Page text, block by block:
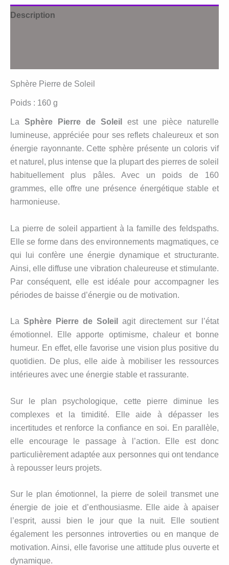
Description
Sphère Pierre de Soleil
Poids : 160 g
La Sphère Pierre de Soleil
est une pièce naturelle
lumineuse, appréciée pour ses reflets chaleureux et son
énergie rayonnante. Cette sphère présente un coloris vif
et naturel, plus intense que la plupart des pierres de soleil
habituellement plus pâles. Avec un poids de 160
grammes, elle offre une présence énergétique stable et
harmonieuse.
La pierre de soleil appartient à la famille des feldspaths.
Elle se forme dans des environnements magmatiques, ce
qui lui confère une énergie dynamique et structurante.
Ainsi, elle diffuse une vibration chaleureuse et stimulante.
Par conséquent, elle est idéale pour accompagner les
périodes de baisse d’énergie ou de motivation.
La Sphère Pierre de Soleil
agit directement sur l’état
émotionnel. Elle apporte optimisme, chaleur et bonne
humeur. En effet, elle favorise une vision plus positive du
quotidien. De plus, elle aide à mobiliser les ressources
intérieures avec une énergie stable et rassurante.
Sur le plan psychologique, cette pierre diminue les
complexes et la timidité. Elle aide à dépasser les
incertitudes et renforce la confiance en soi. En parallèle,
elle encourage le passage à l’action. Elle est donc
particulièrement adaptée aux personnes qui ont tendance
à repousser leurs projets.
Sur le plan émotionnel, la pierre de soleil transmet une
énergie de joie et d’enthousiasme. Elle aide à apaiser
l’esprit, aussi bien le jour que la nuit. Elle soutient
également les personnes introverties ou en manque de
motivation. Ainsi, elle favorise une attitude plus ouverte et
dynamique.